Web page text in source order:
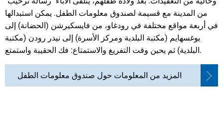
من المدينة مع قسيمة لصندوق معلومات الطفل. يمكن استبدالها
في أربعة مواقع مختلفة في رودغاو، من فايسكيرشن (الحضانة) إلى
يوغسهايم (مكتبة البلدية ومركز الأسرة) إلى نيدر رودن (مكتبة
البلدية) ثم يحين وقت التفريغ والاستمتاع: فك الحقيبة واستمتع.
المزيد من المعلومات حول صندوق معلومات الطفل